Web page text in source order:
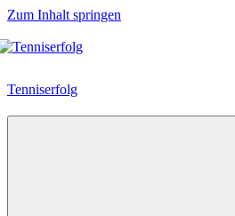
Zum Inhalt springen
Tenniserfolg